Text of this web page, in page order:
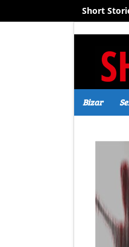
Short
Bizar